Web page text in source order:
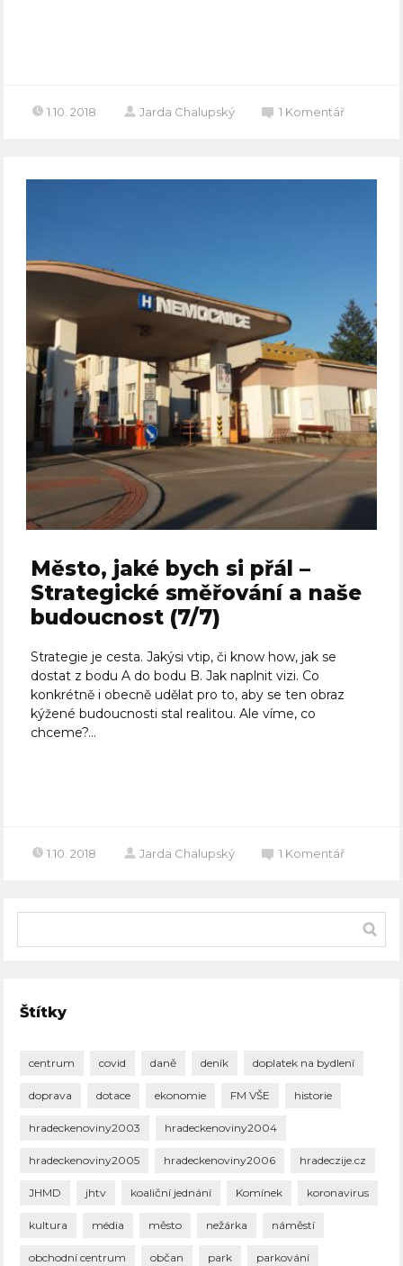
1.10. 2018 Jarda Chalupský 1 Komentář
Město, jaké bych si přál –
Strategické směřování a naše
budoucnost (7/7)
Strategie je cesta. Jakýsi vtip, či know how, jak se
dostat z bodu A do bodu B. Jak naplnit vizi. Co
konkrétně i obecně udělat pro to, aby se ten obraz
kýžené budoucnosti stal realitou. Ale víme, co
chceme?...
1.10. 2018 Jarda Chalupský 1 Komentář
Štítky
centrum covid daně deník doplatek na bydlení
doprava dotace ekonomie FM VŠE historie
hradeckenoviny2003 hradeckenoviny2004
hradeckenoviny2005 hradeckenoviny2006 hradeczije.cz
JHMD jhtv koaliční jednání Komínek koronavirus
kultura média město nežárka náměstí
obchodní centrum občan park parkování